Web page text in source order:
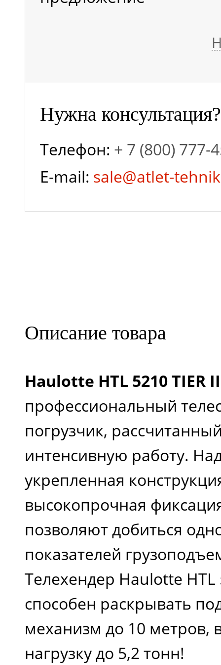
захвата, м
Максимальный
Длина, м
Ширина, м
Высота, м
Колесная база, м
Дорожный
просвет, см
Ширина передних
колес, м
Нужна консультация?
Телефон: + 7 (800) 777-
E-mail: sale@atlet-
Описание товара
Haulotte HTL 5210 TIER
профессиональный
погрузчик,
интенсивную работу.
укрепленная
высокопрочная
позволяют добиться
показателей
Телехендер Haulotte HTL
способен раскрывать
механизм до 10 метров,
нагрузку до 5,2 тонн!